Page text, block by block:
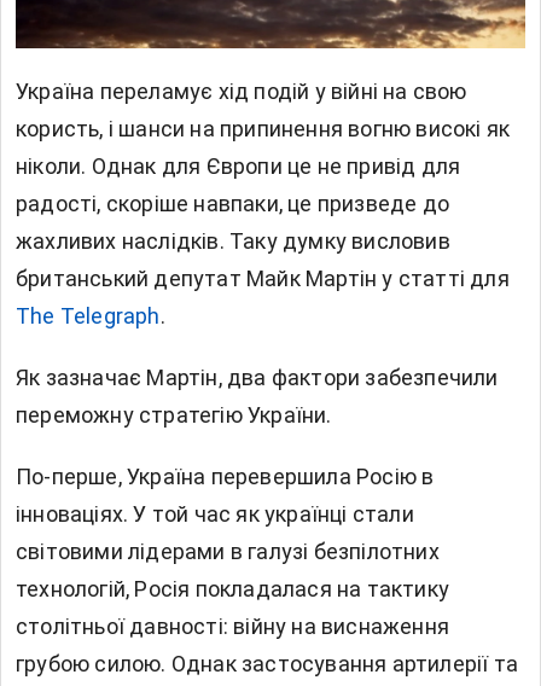
Україна переламує хід подій у війні на свою
користь, і шанси на припинення вогню високі як
ніколи. Однак для Європи це не привід для
радості, скоріше навпаки, це призведе до
жахливих наслідків. Таку думку висловив
британський депутат Майк Мартін у статті для
The Telegraph.
Як зазначає Мартін, два фактори забезпечили
переможну стратегію України.
По-перше, Україна перевершила Росію в
інноваціях. У той час як українці стали
світовими лідерами в галузі безпілотних
технологій, Росія покладалася на тактику
столітньої давності: війну на виснаження
грубою силою. Однак застосування артилерії та